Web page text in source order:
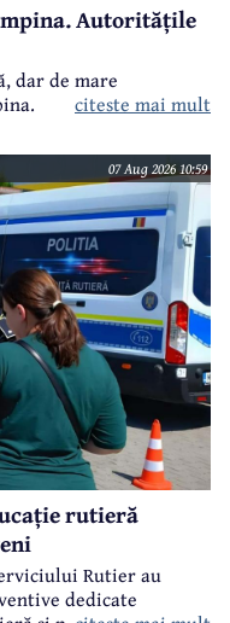
Autoritățile
dar de mare
citeste mai mult
07 Aug 2026 10:59
rutieră
Rutier au
dedicate